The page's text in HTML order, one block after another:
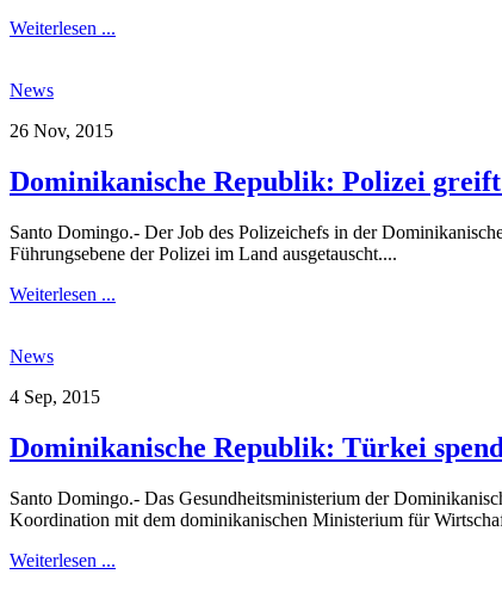
Weiterlesen ...
News
26 Nov, 2015
Dominikanische Republik: Polizei
Santo Domingo.- Der Job des Polizeichefs in der
Führungsebene der Polizei im Land ausgetauscht....
Weiterlesen ...
News
4 Sep, 2015
Dominikanische Republik: Türkei
Santo Domingo.- Das Gesundheitsministerium der
Koordination mit dem dominikanischen Ministerium für
Weiterlesen ...